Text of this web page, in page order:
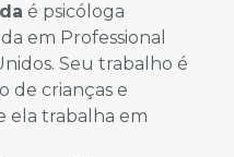
é psicóloga
em Professional
Seu trabalho é
de crianças e
ela trabalha em